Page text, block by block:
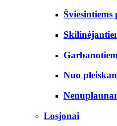
Šviesintiems
Nuo
Losjonai